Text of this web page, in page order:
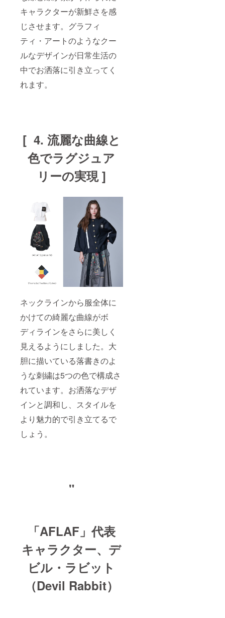
キャラクターが新鮮さを感
じさせます。グラフィ
ティ・アートのようなクー
ルなデザインが日常生活の
中でお洒落に引き立ってく
れます。
[ 4. 流麗な曲線と
色でラグジュア
リーの実現 ]
ネックラインから服全体に
かけての綺麗な曲線がボ
ディラインをさらに美しく
見えるようにしました。大
胆に描いている落書きのよ
うな刺繍は5つの色で構成さ
れています。お洒落なデザ
インと調和し、スタイルを
より魅力的で引き立てるで
しょう。
"
「AFLAF」代表
キャラクター、デ
ビル・ラビット
（Devil Rabbit）